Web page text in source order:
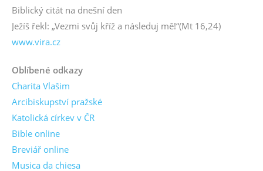
Biblický citát na dnešní den
Ježíš řekl: „Vezmi svůj kříž a následuj mě!“(Mt 16,24)
www.vira.cz
Oblíbené odkazy
Charita Vlašim
Arcibiskupství pražské
Katolická církev v ČR
Bible online
Breviář online
Musica da chiesa